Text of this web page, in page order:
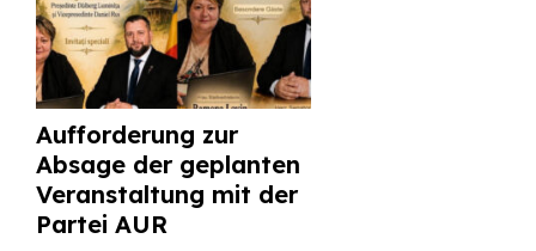
Aufforderung zur
Absage der geplanten
Veranstaltung mit der
Partei AUR